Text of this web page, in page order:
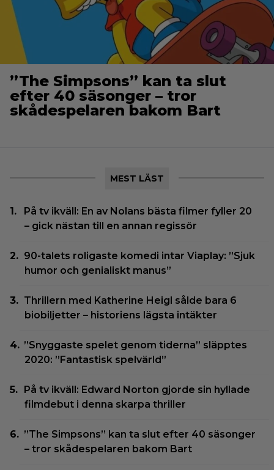
”The Simpsons” kan ta slut
efter 40 säsonger – tror
skådespelaren bakom Bart
MEST LÄST
På tv ikväll: En av Nolans bästa filmer fyller 20
– gick nästan till en annan regissör
90-talets roligaste komedi intar Viaplay: ”Sjuk
humor och genialiskt manus”
Thrillern med Katherine Heigl sålde bara 6
biobiljetter – historiens lägsta intäkter
”Snyggaste spelet genom tiderna” släpptes
2020: ”Fantastisk spelvärld”
På tv ikväll: Edward Norton gjorde sin hyllade
filmdebut i denna skarpa thriller
”The Simpsons” kan ta slut efter 40 säsonger
– tror skådespelaren bakom Bart